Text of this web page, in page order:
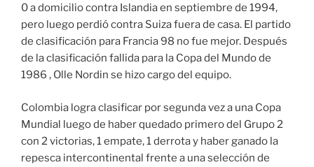
0 a domicilio contra Islandia en septiembre de 1994,
pero luego perdió contra Suiza fuera de casa. El partido
de clasificación para Francia 98 no fue mejor. Después
de la clasificación fallida para la Copa del Mundo de
1986 , Olle Nordin se hizo cargo del equipo.
Colombia logra clasificar por segunda vez a una Copa
Mundial luego de haber quedado primero del Grupo 2
con 2 victorias, 1 empate, 1 derrota y haber ganado la
repesca intercontinental frente a una selección de